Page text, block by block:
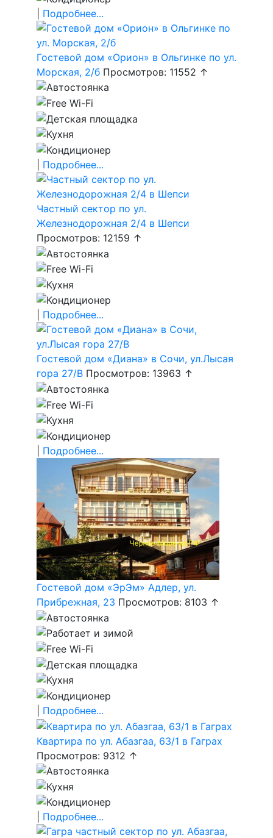
Подробнее...
Гостевой дом «Орион» в Ольгинке по ул.
Морская, 2/б Просмотров: 11552 ↑
Подробнее...
Частный сектор по ул.
Железнодорожная 2/4 в Шепси
Просмотров: 12159 ↑
Подробнее...
Гостевой дом «Диана» в Сочи, ул.Лысая
гора 27/В Просмотров: 13963 ↑
Подробнее...
Гостевой дом «ЭрЭм» Адлер, ул.
Прибрежная, 23 Просмотров: 8103 ↑
Подробнее...
Квартира по ул. Абазгаа, 63/1 в Гаграх
Просмотров: 9312 ↑
Подробнее...